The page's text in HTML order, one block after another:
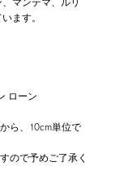
ます。
ローン
ら、10cm単位で
ので予めご了承く